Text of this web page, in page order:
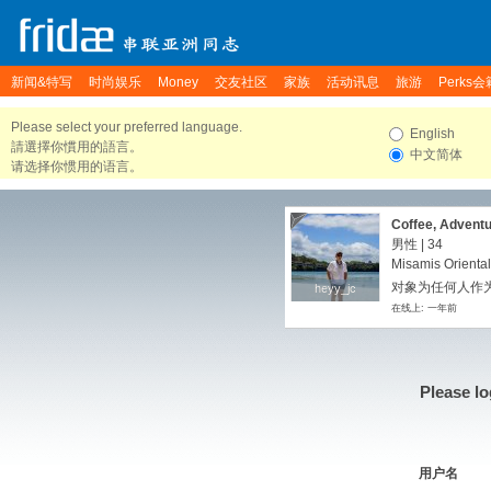
新闻&特写 时尚娱乐 Money 交友社区 家族 活动讯息 旅游 Perks会
Please select your preferred language.
請選擇你慣用的語言。
请选择你惯用的语言。
English
中文简体
heyy_jc
heyy_jc
Coffee,
男性 | 34
Misamis
对象为任何人作
在线上: 一年前
Please
用户名